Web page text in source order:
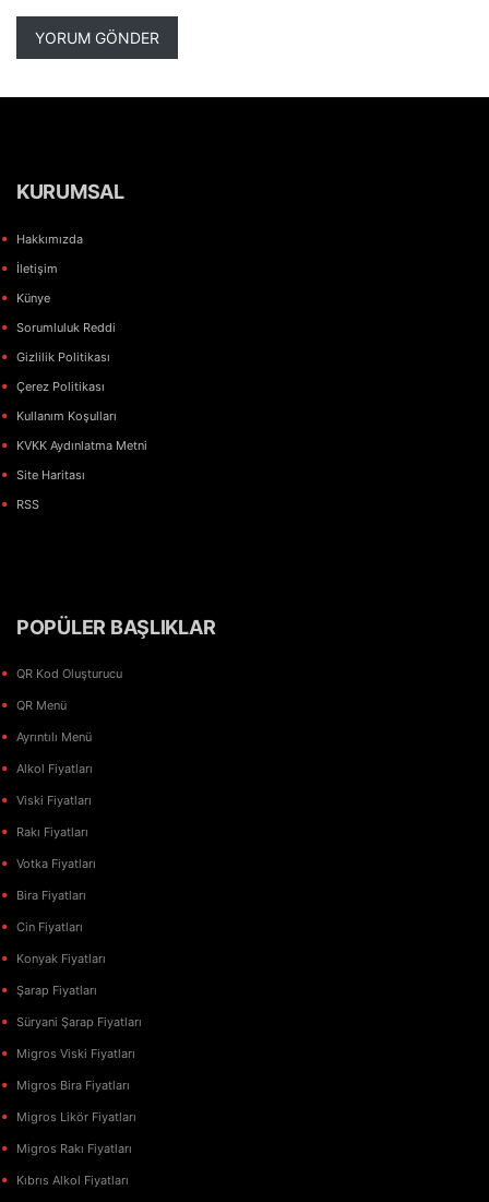
KURUMSAL
Hakkımızda
İletişim
Künye
Sorumluluk Reddi
Gizlilik Politikası
Çerez Politikası
Kullanım Koşulları
KVKK Aydınlatma Metni
Site Haritası
RSS
POPÜLER BAŞLIKLAR
QR Kod Oluşturucu
QR Menü
Ayrıntılı Menü
Alkol Fiyatları
Viski Fiyatları
Rakı Fiyatları
Votka Fiyatları
Bira Fiyatları
Cin Fiyatları
Konyak Fiyatları
Şarap Fiyatları
Süryani Şarap Fiyatları
Migros Viski Fiyatları
Migros Bira Fiyatları
Migros Likör Fiyatları
Migros Rakı Fiyatları
Kıbrıs Alkol Fiyatları